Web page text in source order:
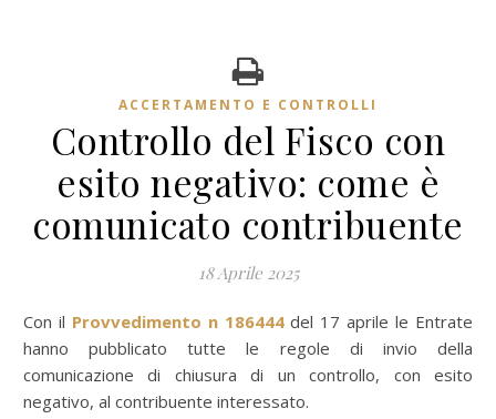
ACCERTAMENTO E CONTROLLI
Controllo del Fisco con
esito negativo: come è
comunicato contribuente
18 Aprile 2025
Con il Provvedimento n 186444del 17 aprile le Entrate
hanno pubblicato tutte le regole di invio della
comunicazione di chiusura di un controllo, con esito
negativo, al contribuente interessato.